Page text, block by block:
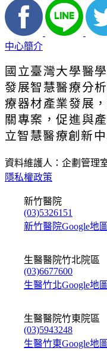
中心簡介
國立臺灣大學醫
發展智慧醫療分
療器材產業發展
關專案，促進與
立智慧醫療創新中
資料維護人：企劃管
隱私權政策
新竹醫院
(03)5326151
新竹醫院Google地圖
生醫醫院竹北院區
(03)6677600
生醫竹北Google地圖
生醫醫院竹東院區
(03)5943248
生醫竹東Google地圖